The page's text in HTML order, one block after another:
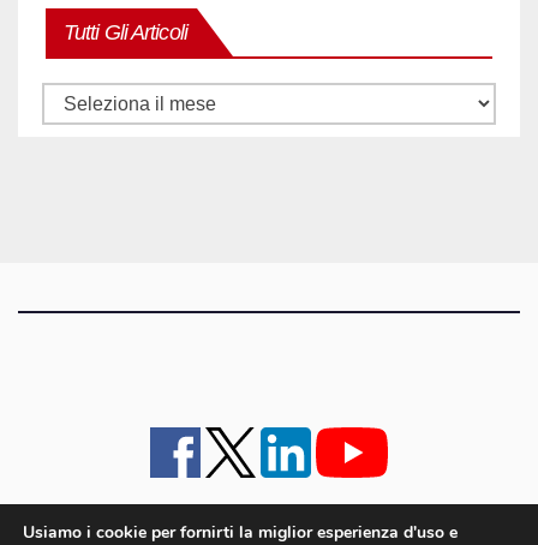
Tutti Gli Articoli
Tutti
Usiamo i cookie per fornirti la miglior esperienza d'uso e